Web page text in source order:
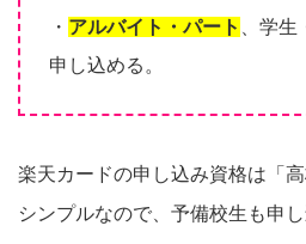
・ アルバイト・パート
、学
申し込める。
楽天カードの申し込み資格は「
シンプルなので、予備校生も申し